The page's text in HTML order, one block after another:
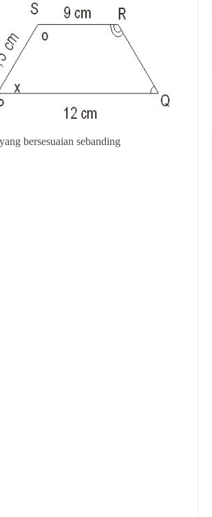
bersesuaian sebanding